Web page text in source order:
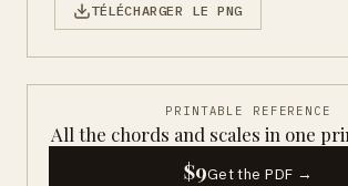
TÉLÉCHARGER LE PNG
PRINTABLE REFERENCE
All the chords and scales in one
$9Get the PDF →